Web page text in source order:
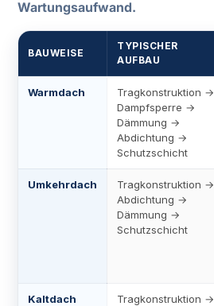
Wartungsaufwand.
BAUWEISE
TYPISCHER
AUFBAU
Warmdach
Tragkonstruktion →
Dampfsperre →
Dämmung →
Abdichtung →
Schutzschicht
Umkehrdach
Tragkonstruktion →
Abdichtung →
Dämmung →
Schutzschicht
Kaltdach
Tragkonstruktion →